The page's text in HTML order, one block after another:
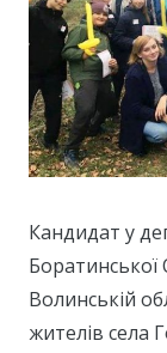
Кандидат у
Волинській
жителів села